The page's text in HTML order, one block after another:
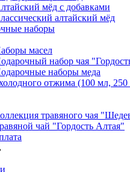
мёд с добавками
алтайский мёд
наборы
масел
набор чая
наборы меда
отжима (100 мл,
травяного чая
чай "Гордость Алтая"